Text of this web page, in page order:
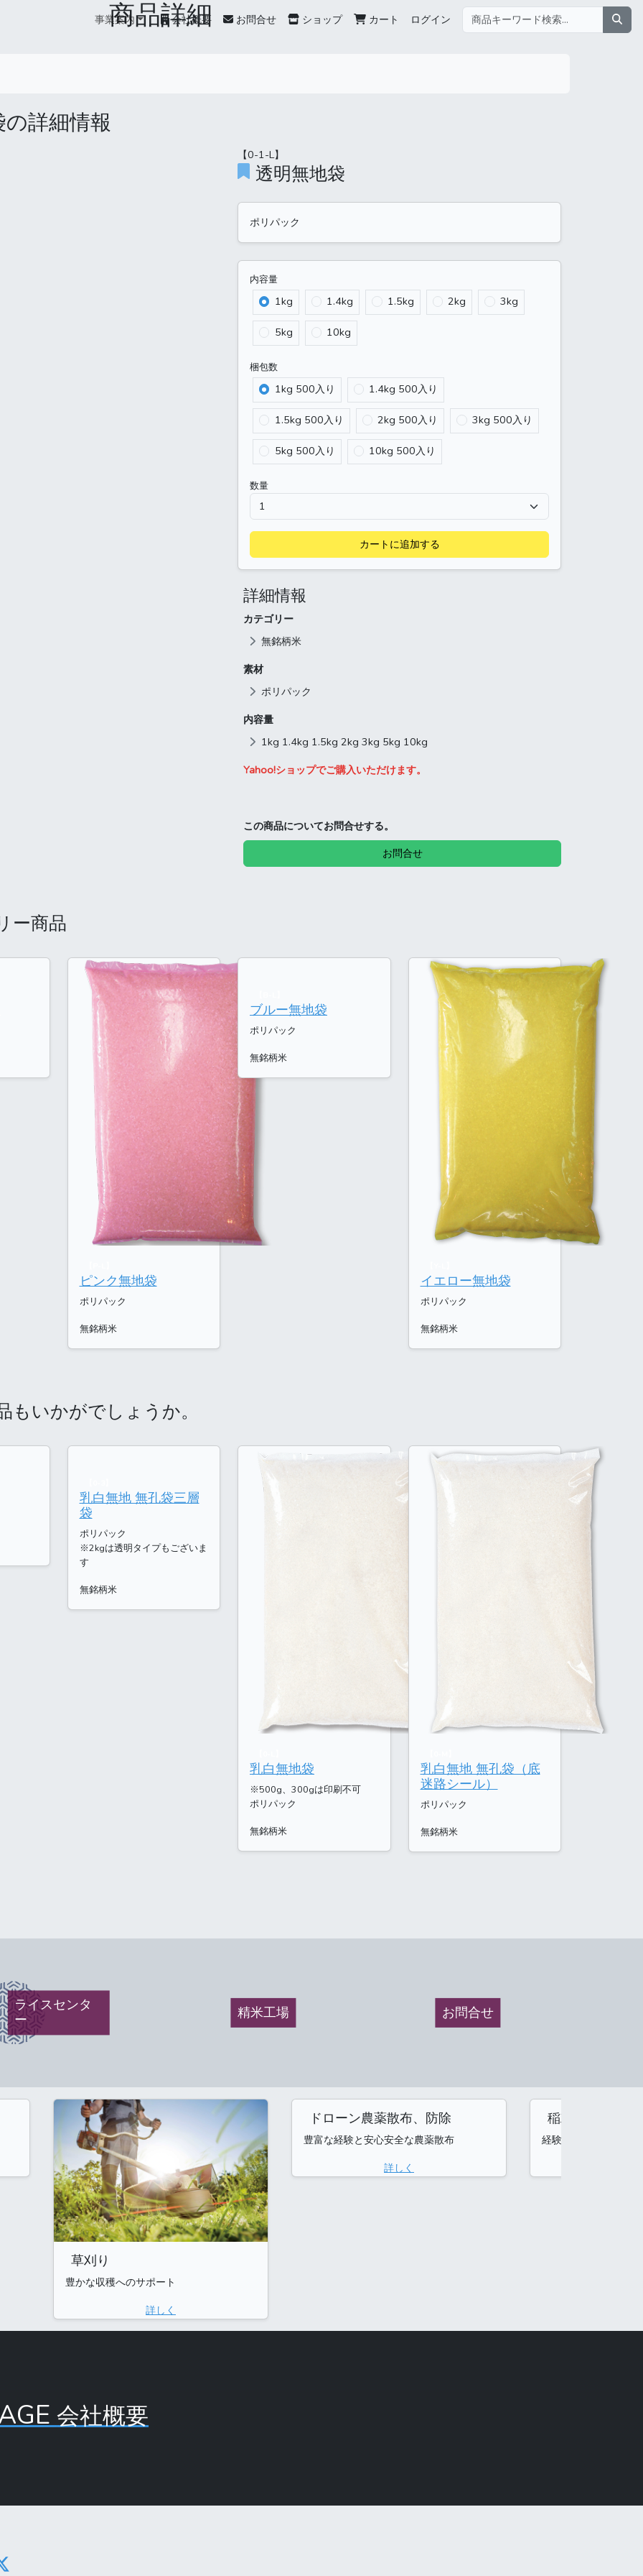
事業案内 会社概要 お問合せ ショップ カート ログイン
商品詳細
詳細情報
【0-1-L】
透明無地袋
ポリパック
内容量
1kg 1.4kg 1.5kg 2kg 3kg
5kg 10kg
梱包数
1kg 500入り 1.4kg 500入り
1.5kg 500入り 2kg 500入り 3kg 500入り
5kg 500入り 10kg 500入り
数量
カートに追加する
詳細情報
カテゴリー
無銘柄米
素材
ポリパック
内容量
1kg 1.4kg 1.5kg 2kg 3kg 5kg 10kg
Yahoo!ショップでご購入いただけます。
この商品についてお問合せする。
お問合せ
ー商品
ピンク無地袋
ポリパック
無銘柄米
ブルー無地袋
ポリパック
無銘柄米
イエロー無地袋
ポリパック
無銘柄米
もいかがでしょうか。
乳白無地 無孔袋三層
袋
ポリパック
※2kgは透明タイプもございま
す
無銘柄米
乳白無地袋
※500g、300gは印刷不可
ポリパック
無銘柄米
乳白無地 無孔袋（底
迷路シール）
ポリパック
無銘柄米
ライスセンタ
ー
精米工場 お問合せ
草刈り
豊かな収穫へのサポート
詳しく
ドローン農薬散布、防除
豊富な経験と安心安全な農薬散布
詳しく
稲刈り
経験豊富なスタッフ
会社概要